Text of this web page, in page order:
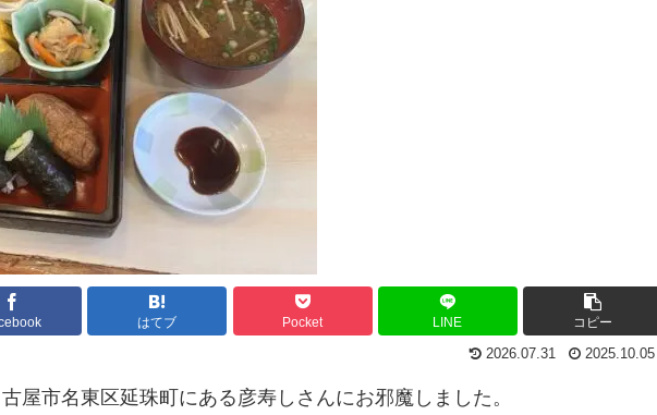
はてブ Pocket LINE コピー
2026.07.31 2025.10.05
屋市名東区延珠町にある彦寿しさんにお邪魔しました。